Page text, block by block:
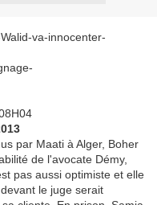
par Maati à Alger, Boher
de l'avocate Démy,
pas aussi optimiste et elle
le juge serait